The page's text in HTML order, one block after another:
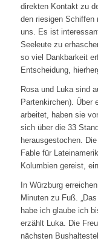
direkten Kontakt zu
den riesigen Schiffen
uns. Es ist
Seeleute zu
so viel Dankbarkeit
Entscheidung,
Rosa und Luka sind
Partenkirchen). Über
arbeitet, haben sie
sich über die 33
herausgestochen.
Fable für
Kolumbien gereist,
In Würzburg
Minuten zu Fuß.
habe ich glaube ich
erzählt Luka. Die
nächsten